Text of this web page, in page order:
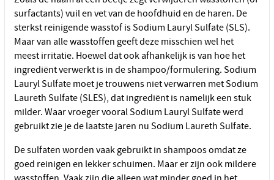
surfactants) vuil en vet van de hoofdhuid en de haren. De
sterkst reinigende wasstof is Sodium Lauryl Sulfate (SLS).
Maar van alle wasstoffen geeft deze misschien wel het
meest irritatie. Hoewel dat ook afhankelijk is van hoe het
ingrediënt verwerkt is in de shampoo/formulering. Sodium
Lauryl Sulfate moet je trouwens niet verwarren met Sodium
Laureth Sulfate (SLES), dat ingrediënt is namelijk een stuk
milder. Waar vroeger vooral Sodium Lauryl Sulfate werd
gebruikt zie je de laatste jaren nu Sodium Laureth Sulfate.
De sulfaten worden vaak gebruikt in shampoos omdat ze
goed reinigen en lekker schuimen. Maar er zijn ook mildere